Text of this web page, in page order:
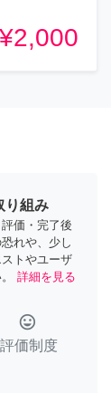
¥2,000
り組み
価・完了後
れや、少し
トやユーザ
詳細を見る
tag_faces
評価制度